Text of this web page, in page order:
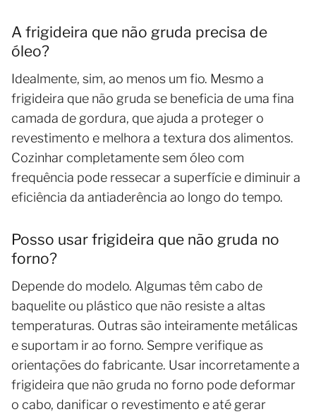
A frigideira que não gruda precisa de
óleo?
Idealmente, sim, ao menos um fio. Mesmo a
frigideira que não gruda se beneficia de uma fina
camada de gordura, que ajuda a proteger o
revestimento e melhora a textura dos alimentos.
Cozinhar completamente sem óleo com
frequência pode ressecar a superfície e diminuir a
eficiência da antiaderência ao longo do tempo.
Posso usar frigideira que não gruda no
forno?
Depende do modelo. Algumas têm cabo de
baquelite ou plástico que não resiste a altas
temperaturas. Outras são inteiramente metálicas
e suportam ir ao forno. Sempre verifique as
orientações do fabricante. Usar incorretamente a
frigideira que não gruda no forno pode deformar
o cabo, danificar o revestimento e até gerar